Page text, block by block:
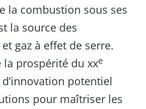
la combustion sous ses
la source des
gaz à effet de serre.
la prospérité du xxe
potentiel
pour maîtriser les